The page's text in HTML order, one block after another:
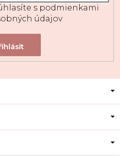
s podmienkami
údajov